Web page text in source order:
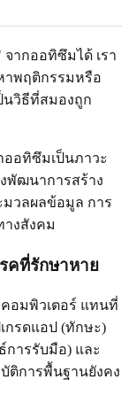
ากออทิซึมได้ เรา
าพฤติกรรมหรือ
นวิธีที่สมองถูก
ออทิซึมเป็นภาวะ
พัฒนาการสร้าง
วลผลข้อมูล การ
งสังคม
คที่รักษาหาย
อมพิวเตอร์ แทนที่
กรดแอป (ทักษะ)
การรับมือ) และ
ติการพื้นฐานยังคง